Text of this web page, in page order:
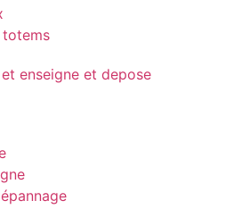
totems